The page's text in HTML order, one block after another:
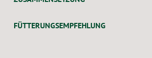
FÜTTERUNGSEMPFEHLUNG